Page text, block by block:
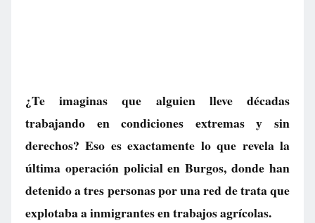
¿Te imaginas que alguien lleve décadas
trabajando en condiciones extremas y sin
derechos? Eso es exactamente lo que revela la
última operación policial en Burgos, donde han
detenido a tres personas por una red de trata que
explotaba a inmigrantes en trabajos agrícolas.